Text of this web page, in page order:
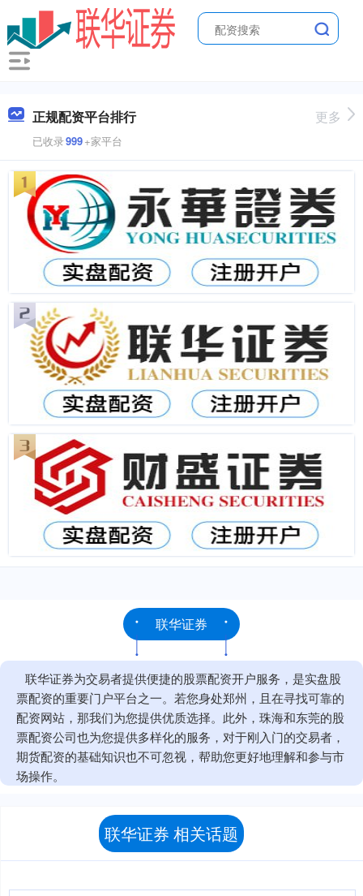
正规配资平台排行
已收录999+家平台
更多
联华证券
联华证券为交易者提供便捷的股票配资开户服务，是实盘股
票配资的重要门户平台之一。若您身处郑州，且在寻找可靠的
配资网站，那我们为您提供优质选择。此外，珠海和东莞的股
票配资公司也为您提供多样化的服务，对于刚入门的交易者，
期货配资的基础知识也不可忽视，帮助您更好地理解和参与市
场操作。
联华证券 相关话题